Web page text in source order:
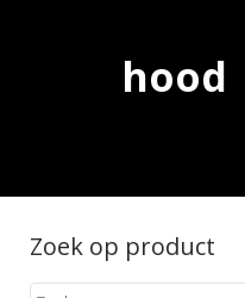
hood
Zoek op product